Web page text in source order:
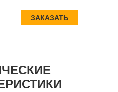
ЗАКАЗАТЬ